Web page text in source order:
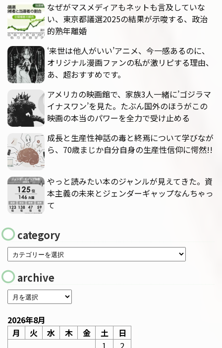
なぜがマスメディアもネットも言及していな
い、東京都議選2025の結果が示唆する、政治
的熟年離婚
‘来世は他人がいい’アニメ、今一感あるのに、
オリジナル漫画ファンの私が激リピする理由、
あ、超おすすめです。
アメリカの映画館で、家族3人一緒に’ゴジラマ
イナスワン’を見た。たぶん国外のほうがこの
映画の本当のパワーを全力で受け止める
成長と生産性神話の毒と終焉について学びなが
ら、70歳まじか自分自身の生産性信仰に愕然!!
やっと読みたい本のジャンルが見えてきた。資
本主義の未来とジェンダーギャップなんちゃっ
て
category
archive
2026年8月
月
火 水 木 金 土
日
1
2